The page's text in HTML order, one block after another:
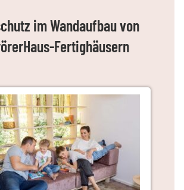
im Wandaufbau von
Fertighäusern